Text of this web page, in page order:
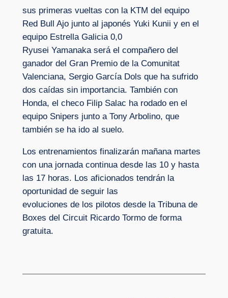
sus primeras vueltas con la KTM del equipo
Red Bull Ajo junto al japonés Yuki Kunii y en el
equipo Estrella Galicia 0,0
Ryusei Yamanaka será el compañero del
ganador del Gran Premio de la Comunitat
Valenciana, Sergio García Dols que ha sufrido
dos caídas sin importancia. También con
Honda, el checo Filip Salac ha rodado en el
equipo Snipers junto a Tony Arbolino, que
también se ha ido al suelo.
Los entrenamientos finalizarán mañana martes
con una jornada continua desde las 10 y hasta
las 17 horas. Los aficionados tendrán la
oportunidad de seguir las
evoluciones de los pilotos desde la Tribuna de
Boxes del Circuit Ricardo Tormo de forma
gratuita.